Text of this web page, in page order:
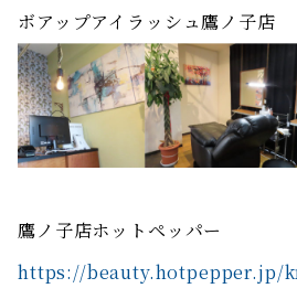
ボアップアイラッシュ鷹ノ子店
鷹ノ子店ホットペッパー
https://beauty.hotpepper.jp/